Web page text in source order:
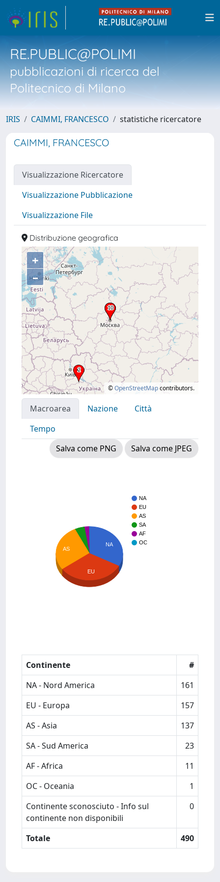
RE.PUBLIC@POLIMI
pubblicazioni di ricerca del
Politecnico di Milano
IRIS CAIMMI, FRANCESCO statistiche ricercatore
CAIMMI, FRANCESCO
Visualizzazione Ricercatore
Visualizzazione Pubblicazione
Visualizzazione File
Distribuzione geografica
+
–
©OpenStreetMapcontributors.
Macroarea Nazione
Città
Tempo
Salva come PNG
Salva come JPEG
NA
EU
AS
SA
AF
OC
NA
AS
EU
Continente
#
NA - Nord America
161
EU - Europa
157
AS - Asia
137
SA - Sud America
23
AF - Africa
11
OC - Oceania
1
Continente sconosciuto - Info sul
continente non disponibili
0
Totale 490